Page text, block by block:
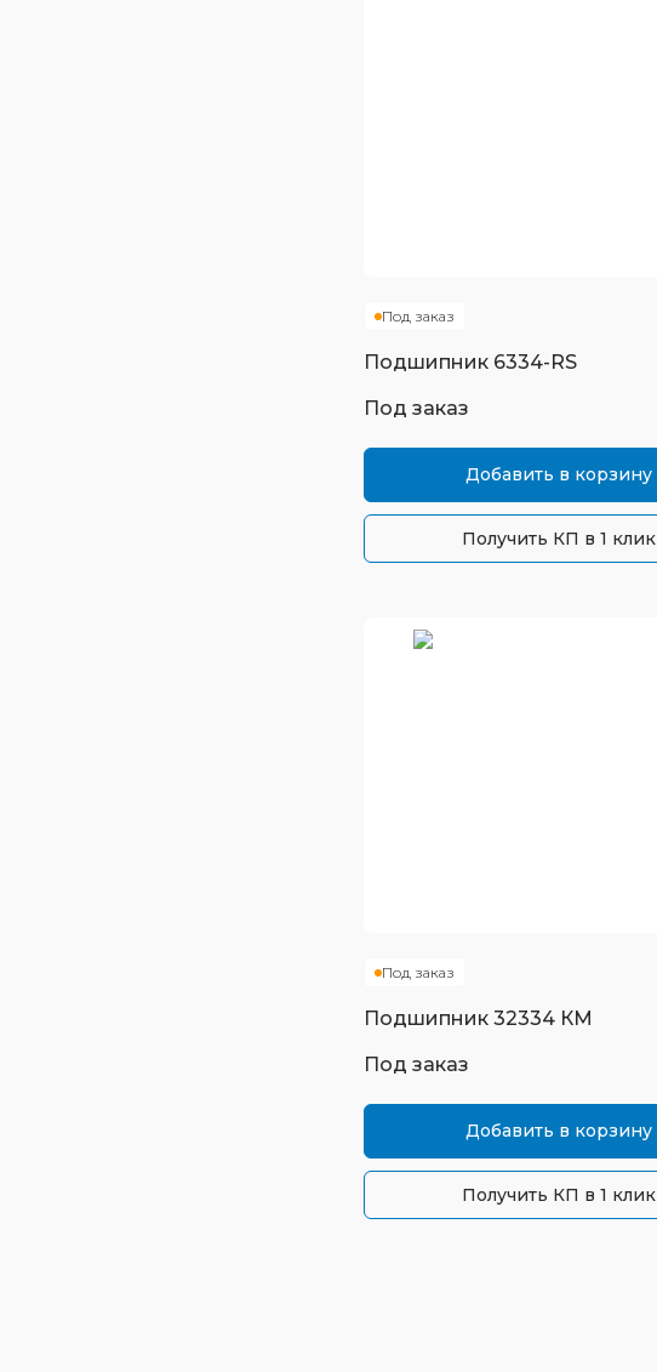
Под заказ
Подшипник 6334-RS
Под заказ
Добавить в корзину
Получить КП в 1 клик
Под заказ
Подшипник 32334 КМ
Под заказ
Добавить в корзину
Получить КП в 1 клик